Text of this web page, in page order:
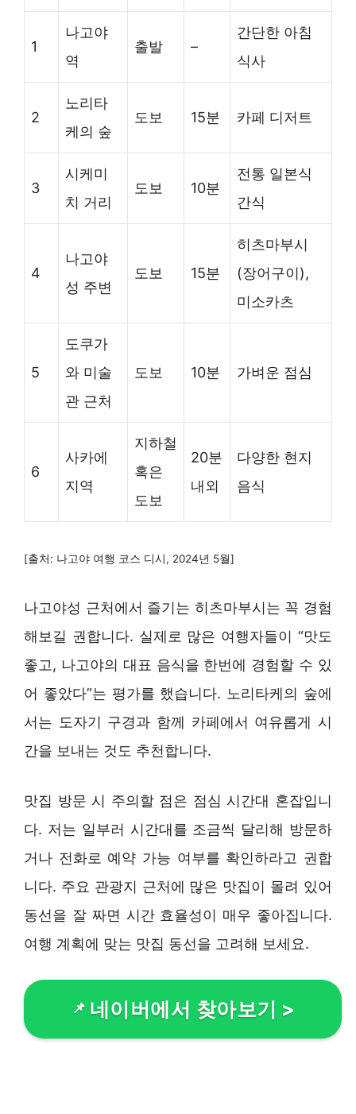
1
나고야
역
출발 –
간단한 아침
식사
2
노리타
케의 숲
도보 15분 카페 디저트
3
시케미
치 거리
도보 10분
전통 일본식
간식
4
나고야
성 주변
도보 15분
히츠마부시
(장어구이),
미소카츠
5
도쿠가
와 미술
관 근처
도보 10분 가벼운 점심
6
사카에
지역
지하철
혹은
도보
20분
내외
다양한 현지
음식
[출처: 나고야 여행 코스 디시, 2024년 5월]
나고야성 근처에서 즐기는 히츠마부시는 꼭 경험
해보길 권합니다. 실제로 많은 여행자들이 “맛도
좋고, 나고야의 대표 음식을 한번에 경험할 수 있
어 좋았다”는 평가를 했습니다. 노리타케의 숲에
서는 도자기 구경과 함께 카페에서 여유롭게 시
간을 보내는 것도 추천합니다.
맛집 방문 시 주의할 점은 점심 시간대 혼잡입니
다. 저는 일부러 시간대를 조금씩 달리해 방문하
거나 전화로 예약 가능 여부를 확인하라고 권합
니다. 주요 관광지 근처에 많은 맛집이 몰려 있어
동선을 잘 짜면 시간 효율성이 매우 좋아집니다.
여행 계획에 맞는 맛집 동선을 고려해 보세요.
네이버에서 찾아보기 >